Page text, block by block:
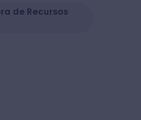
de Recursos